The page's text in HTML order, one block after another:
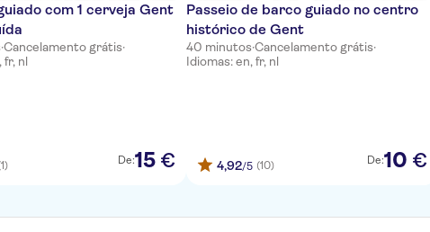
com 1 cerveja Gent
·Cancelamento grátis·
fr, nl
De:15 €
Passeio de barco guiado no centro
histórico de Gent
40 minutos·Cancelamento grátis·
Idiomas: en, fr, nl
4,92/5 (10) De:10 €